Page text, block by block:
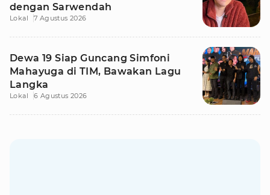
dengan Sarwendah
Lokal 7 Agustus 2026
Dewa 19 Siap Guncang Simfoni
Mahayuga di TIM, Bawakan Lagu
Langka
Lokal 6 Agustus 2026